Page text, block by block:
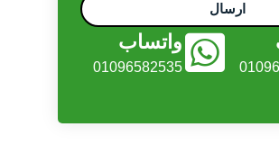
ارسال
واتساب
01096582535